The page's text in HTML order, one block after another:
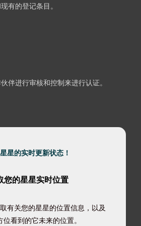
有的登记条目。
伴进行审核和控制来进行认证。
星的实时更新状态！
您的星星实时位置
有关您的星星的位置信息，以及
位看到的它未来的位置。